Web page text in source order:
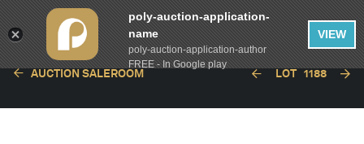
AUCTION SALEROOM LOT 1188
poly-auction-application-
name
poly-auction-application-author
FREE - In Google play
VIEW